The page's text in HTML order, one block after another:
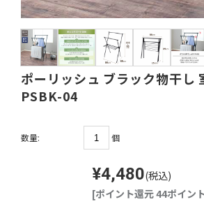
ポーリッシュ ブラック物干し
PSBK-04
¥4,480(税込)
[ポイント還元 44ポイン
数量: 個